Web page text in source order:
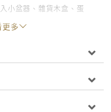
小盆器、雜貨木盒、蛋
現有的素材開始嘗試搭
。歡迎參考丸子老師的組
土；以手作的溫度培育多
最愛的組盆造景裝飾吧！
多